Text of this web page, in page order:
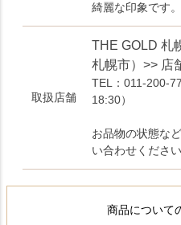
綺麗な印象です。
取扱店舗
THE GOLD 札
札幌市）>> 店
TEL：011-200-
18:30）
お品物の状態な
い合わせくださ
商品について